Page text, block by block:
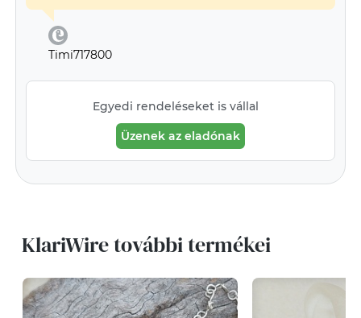
Timi717800
Egyedi rendeléseket is vállal
Üzenek az eladónak
KlariWire további termékei